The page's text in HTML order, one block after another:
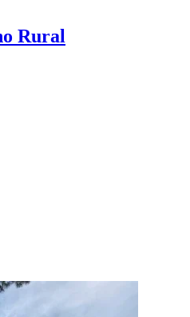
Rural